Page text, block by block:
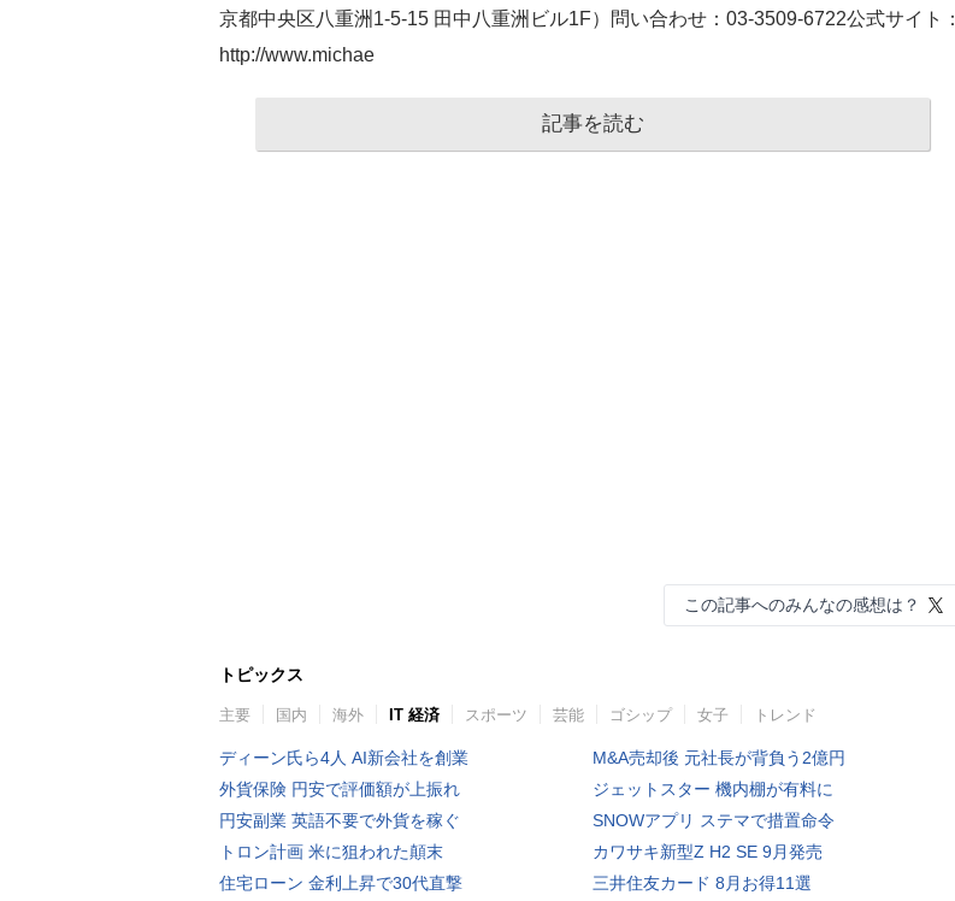
京都中央区八重洲1-5-15 田中八重洲ビル1F）問い合わせ：03-3509-6722公式サイト：
http://www.michae
記事を読む
この記事へのみんなの感想は？
トピックス
主要 国内 海外 IT 経済 スポーツ 芸能 ゴシップ 女子 トレンド
ディーン氏ら4人 AI新会社を創業
外貨保険 円安で評価額が上振れ
円安副業 英語不要で外貨を稼ぐ
トロン計画 米に狙われた顛末
住宅ローン 金利上昇で30代直撃
M&A売却後 元社長が背負う2億円
ジェットスター 機内棚が有料に
SNOWアプリ ステマで措置命令
カワサキ新型Z H2 SE 9月発売
三井住友カード 8月お得11選